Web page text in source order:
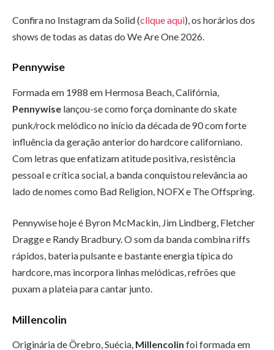
Confira no Instagram da Solid (clique aqui), os horários dos
shows de todas as datas do We Are One 2026.
Pennywise
Formada em 1988 em Hermosa Beach, Califórnia,
Pennywise lançou-se como força dominante do skate
punk/rock melódico no início da década de 90 com forte
influência da geração anterior do hardcore californiano.
Com letras que enfatizam atitude positiva, resistência
pessoal e crítica social, a banda conquistou relevância ao
lado de nomes como Bad Religion, NOFX e The Offspring.
Pennywise hoje é Byron McMackin, Jim Lindberg, Fletcher
Dragge e Randy Bradbury. O som da banda combina riffs
rápidos, bateria pulsante e bastante energia típica do
hardcore, mas incorpora linhas melódicas, refrões que
puxam a plateia para cantar junto.
Millencolin
Originária de Örebro, Suécia, Millencolin foi formada em